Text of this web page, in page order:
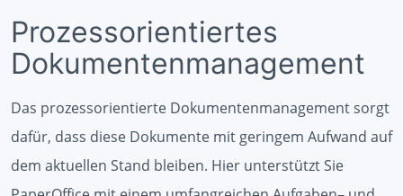
Prozessorientiertes
Dokumentenmanagement
Das prozessorientierte Dokumentenmanagement sorgt
dafür, dass diese Dokumente mit geringem Aufwand auf
dem aktuellen Stand bleiben. Hier unterstützt Sie